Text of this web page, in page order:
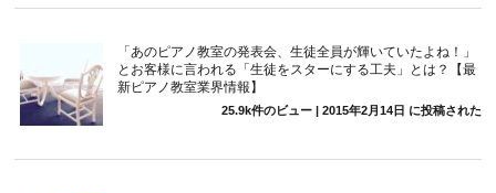
「あのピアノ教室の発表会、生徒全員が輝いていたよね！」
とお客様に言われる「生徒をスターにする工夫」とは？【最
新ピアノ教室業界情報】
25.9k件のビュー| 2015年2月14日 に投稿された